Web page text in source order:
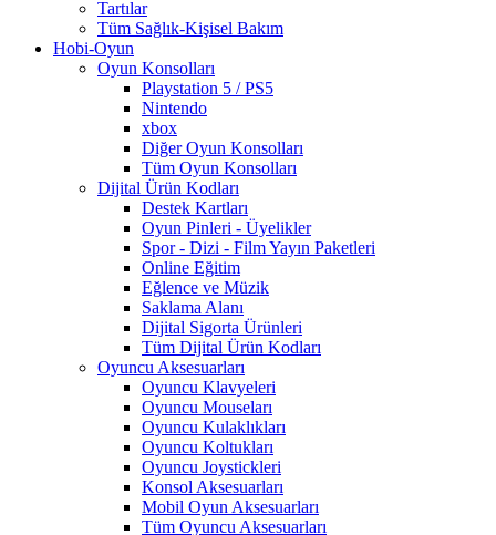
Tartılar
Tüm Sağlık-Kişisel Bakım
Hobi-Oyun
Oyun Konsolları
Playstation 5 / PS5
Nintendo
xbox
Diğer Oyun Konsolları
Tüm Oyun Konsolları
Dijital Ürün Kodları
Destek Kartları
Oyun Pinleri - Üyelikler
Spor - Dizi - Film Yayın Paketleri
Online Eğitim
Eğlence ve Müzik
Saklama Alanı
Dijital Sigorta Ürünleri
Tüm Dijital Ürün Kodları
Oyuncu Aksesuarları
Oyuncu Klavyeleri
Oyuncu Mouseları
Oyuncu Kulaklıkları
Oyuncu Koltukları
Oyuncu Joystickleri
Konsol Aksesuarları
Mobil Oyun Aksesuarları
Tüm Oyuncu Aksesuarları